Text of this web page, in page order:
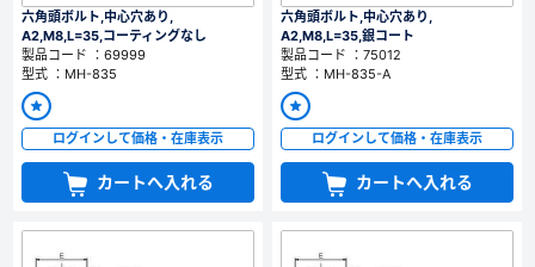
六角頭ボルト,中心穴あり,
A2,M8,L=35,コーティングなし
製品コード ：69999
型式 ：MH-835
ログインして価格・在庫表示
カートへ入れる
六角頭ボルト,中心穴あり,
A2,M8,L=35,銀コート
製品コード ：75012
型式 ：MH-835-A
ログインして価格・在庫表示
カートへ入れる
※パスワードをお忘れの方は、パスワード再発行ページへ
※メールアドレスを忘れた方は、
お問い合わせページ
よりお問い合わせくださ
い